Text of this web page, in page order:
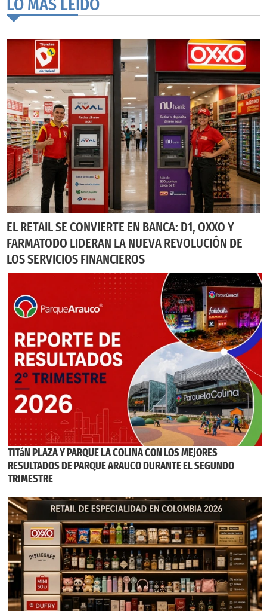
LO MÁS LEÍDO
EL RETAIL SE CONVIERTE EN BANCA: D1, OXXO Y
FARMATODO LIDERAN LA NUEVA REVOLUCIÓN DE
LOS SERVICIOS FINANCIEROS
TITáN PLAZA Y PARQUE LA COLINA CON LOS MEJORES
RESULTADOS DE PARQUE ARAUCO DURANTE EL SEGUNDO
TRIMESTRE